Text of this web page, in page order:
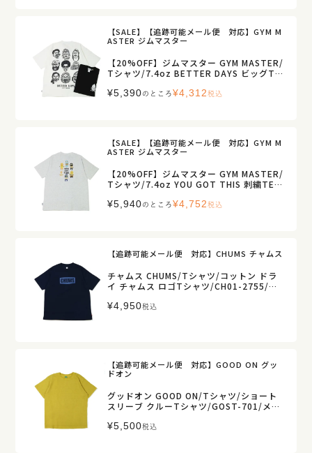
【SALE】【追跡可能メール便 対応】GYM M
ASTER ジムマスター
【20%OFF】ジムマスター GYM MASTER/
Tシャツ/7.4oz BETTER DAYS ビッグTE
¥5,390 のところ¥4,312税込
【SALE】【追跡可能メール便 対応】GYM M
ASTER ジムマスター
【20%OFF】ジムマスター GYM MASTER/
Tシャツ/7.4oz YOU GOT THIS 刺繍TEE/
¥5,940 のところ¥4,752税込
【追跡可能メール便 対応】CHUMS チャムス
チャムス CHUMS/Tシャツ/コットン ドラ
イ チャムス ロゴTシャツ/CH01-2755/メ
¥4,950税込
【追跡可能メール便 対応】GOOD ON グッ
ドオン
グッドオン GOOD ON/Tシャツ/ショート
スリーブ クルーTシャツ/GOST-701/メン
¥5,500税込